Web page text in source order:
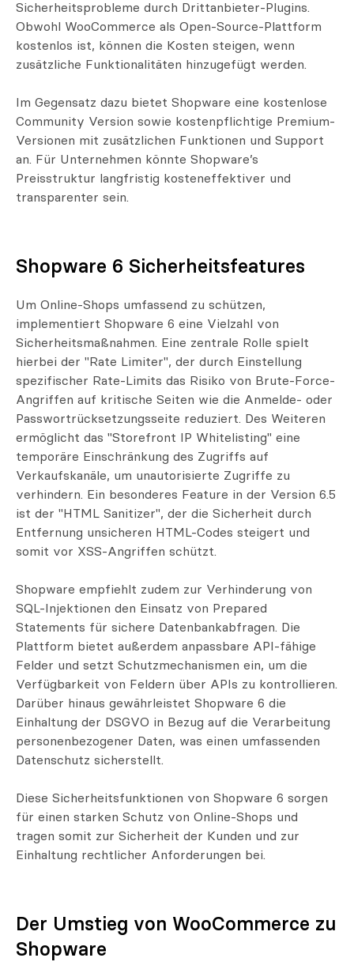
Sicherheitsprobleme durch Drittanbieter-Plugins.
Obwohl WooCommerce als Open-Source-Plattform
kostenlos ist, können die Kosten steigen, wenn
zusätzliche Funktionalitäten hinzugefügt werden.
Im Gegensatz dazu bietet Shopware eine kostenlose
Community Version sowie kostenpflichtige Premium-
Versionen mit zusätzlichen Funktionen und Support
an. Für Unternehmen könnte Shopware’s
Preisstruktur langfristig kosteneffektiver und
transparenter sein.
Shopware 6 Sicherheitsfeatures
Um Online-Shops umfassend zu schützen,
implementiert Shopware 6 eine Vielzahl von
Sicherheitsmaßnahmen. Eine zentrale Rolle spielt
hierbei der "Rate Limiter", der durch Einstellung
spezifischer Rate-Limits das Risiko von Brute-Force-
Angriffen auf kritische Seiten wie die Anmelde- oder
Passwortrücksetzungsseite reduziert. Des Weiteren
ermöglicht das "Storefront IP Whitelisting" eine
temporäre Einschränkung des Zugriffs auf
Verkaufskanäle, um unautorisierte Zugriffe zu
verhindern. Ein besonderes Feature in der Version 6.5
ist der "HTML Sanitizer", der die Sicherheit durch
Entfernung unsicheren HTML-Codes steigert und
somit vor XSS-Angriffen schützt.
Shopware empfiehlt zudem zur Verhinderung von
SQL-Injektionen den Einsatz von Prepared
Statements für sichere Datenbankabfragen. Die
Plattform bietet außerdem anpassbare API-fähige
Felder und setzt Schutzmechanismen ein, um die
Verfügbarkeit von Feldern über APIs zu kontrollieren.
Darüber hinaus gewährleistet Shopware 6 die
Einhaltung der DSGVO in Bezug auf die Verarbeitung
personenbezogener Daten, was einen umfassenden
Datenschutz sicherstellt.
Diese Sicherheitsfunktionen von Shopware 6 sorgen
für einen starken Schutz von Online-Shops und
tragen somit zur Sicherheit der Kunden und zur
Einhaltung rechtlicher Anforderungen bei.
Der Umstieg von WooCommerce zu
Shopware